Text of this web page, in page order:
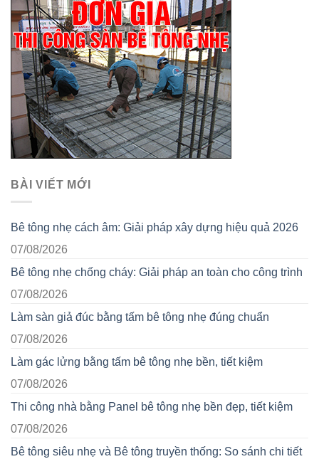
BÀI VIẾT MỚI
Bê tông nhẹ cách âm: Giải pháp xây dựng hiệu quả 2026
07/08/2026
Bê tông nhẹ chống cháy: Giải pháp an toàn cho công trình
07/08/2026
Làm sàn giả đúc bằng tấm bê tông nhẹ đúng chuẩn
07/08/2026
Làm gác lửng bằng tấm bê tông nhẹ bền, tiết kiệm
07/08/2026
Thi công nhà bằng Panel bê tông nhẹ bền đẹp, tiết kiệm
07/08/2026
Bê tông siêu nhẹ và Bê tông truyền thống: So sánh chi tiết